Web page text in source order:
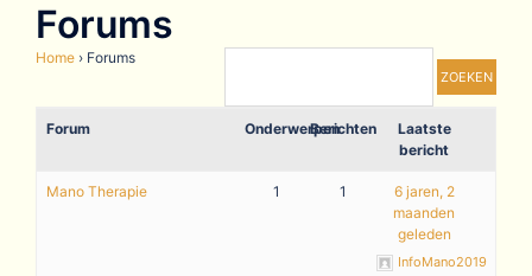
Forums
Home › Forums
Forum OnderwerpenBerichten
Laatste
bericht
Mano Therapie 1 1
6 jaren, 2
maanden
geleden
InfoMano2019